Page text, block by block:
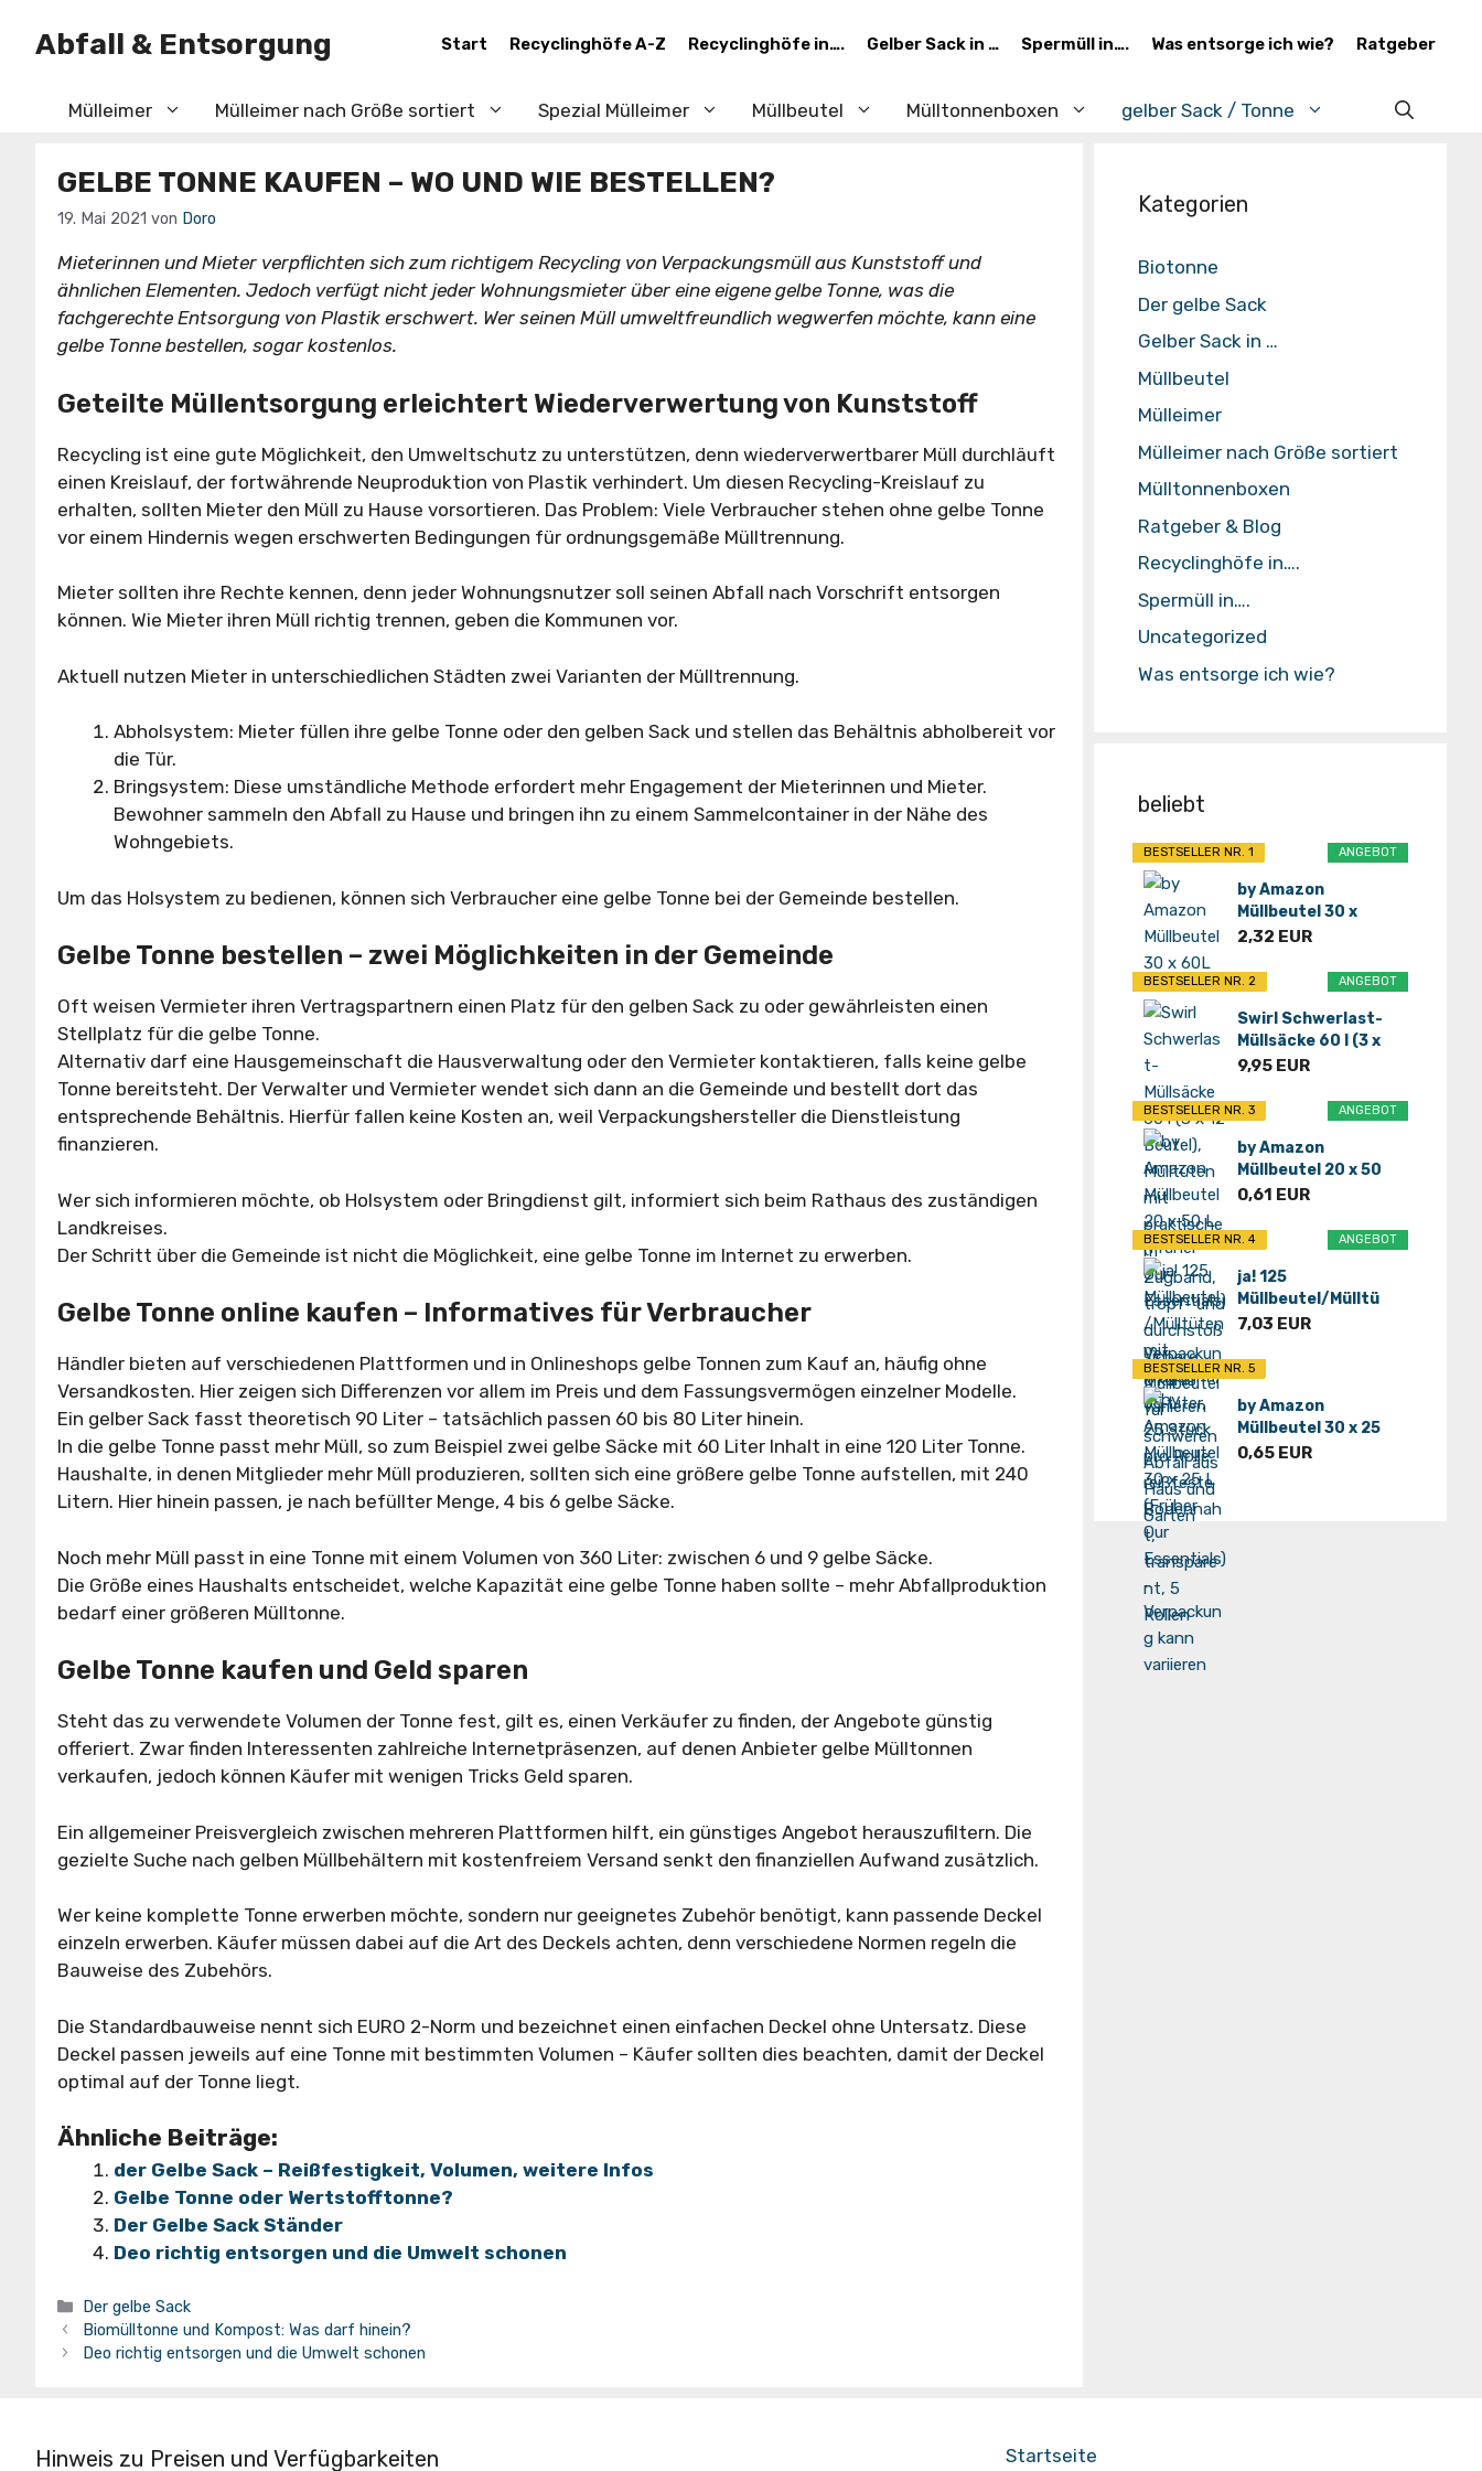
InhaltAbfall & Entsorgung Start Recyclinghöfe A-Z Recyclinghöfe in…. Gelber Sack in … Spermüll in…. Was entsorge ich wie? Ratgeber
Mülleimer Mülleimer nach Größe sortiert Spezial Mülleimer Müllbeutel Mülltonnenboxen gelber Sack / Tonne
GELBE TONNE KAUFEN – WO UND WIE BESTELLEN?
19. Mai 2021 von Doro
Mieterinnen und Mieter verpflichten sich zum richtigem Recycling von Verpackungsmüll aus Kunststoff und
ähnlichen Elementen. Jedoch verfügt nicht jeder Wohnungsmieter über eine eigene gelbe Tonne, was die
fachgerechte Entsorgung von Plastik erschwert. Wer seinen Müll umweltfreundlich wegwerfen möchte, kann eine
gelbe Tonne bestellen, sogar kostenlos.
Geteilte Müllentsorgung erleichtert Wiederverwertung von Kunststoff
Recycling ist eine gute Möglichkeit, den Umweltschutz zu unterstützen, denn wiederverwertbarer Müll durchläuft
einen Kreislauf, der fortwährende Neuproduktion von Plastik verhindert. Um diesen Recycling-Kreislauf zu
erhalten, sollten Mieter den Müll zu Hause vorsortieren. Das Problem: Viele Verbraucher stehen ohne gelbe Tonne
vor einem Hindernis wegen erschwerten Bedingungen für ordnungsgemäße Mülltrennung.
Mieter sollten ihre Rechte kennen, denn jeder Wohnungsnutzer soll seinen Abfall nach Vorschrift entsorgen
können. Wie Mieter ihren Müll richtig trennen, geben die Kommunen vor.
Aktuell nutzen Mieter in unterschiedlichen Städten zwei Varianten der Mülltrennung.
Abholsystem: Mieter füllen ihre gelbe Tonne oder den gelben Sack und stellen das Behältnis abholbereit vor
die Tür.
Bringsystem: Diese umständliche Methode erfordert mehr Engagement der Mieterinnen und Mieter.
Bewohner sammeln den Abfall zu Hause und bringen ihn zu einem Sammelcontainer in der Nähe des
Wohngebiets.
Um das Holsystem zu bedienen, können sich Verbraucher eine gelbe Tonne bei der Gemeinde bestellen.
Gelbe Tonne bestellen – zwei Möglichkeiten in der Gemeinde
Oft weisen Vermieter ihren Vertragspartnern einen Platz für den gelben Sack zu oder gewährleisten einen
Stellplatz für die gelbe Tonne.
Alternativ darf eine Hausgemeinschaft die Hausverwaltung oder den Vermieter kontaktieren, falls keine gelbe
Tonne bereitsteht. Der Verwalter und Vermieter wendet sich dann an die Gemeinde und bestellt dort das
entsprechende Behältnis. Hierfür fallen keine Kosten an, weil Verpackungshersteller die Dienstleistung
finanzieren.
Wer sich informieren möchte, ob Holsystem oder Bringdienst gilt, informiert sich beim Rathaus des zuständigen
Landkreises.
Der Schritt über die Gemeinde ist nicht die Möglichkeit, eine gelbe Tonne im Internet zu erwerben.
Gelbe Tonne online kaufen – Informatives für Verbraucher
Händler bieten auf verschiedenen Plattformen und in Onlineshops gelbe Tonnen zum Kauf an, häufig ohne
Versandkosten. Hier zeigen sich Differenzen vor allem im Preis und dem Fassungsvermögen einzelner Modelle.
Ein gelber Sack fasst theoretisch 90 Liter – tatsächlich passen 60 bis 80 Liter hinein.
In die gelbe Tonne passt mehr Müll, so zum Beispiel zwei gelbe Säcke mit 60 Liter Inhalt in eine 120 Liter Tonne.
Haushalte, in denen Mitglieder mehr Müll produzieren, sollten sich eine größere gelbe Tonne aufstellen, mit 240
Litern. Hier hinein passen, je nach befüllter Menge, 4 bis 6 gelbe Säcke.
Noch mehr Müll passt in eine Tonne mit einem Volumen von 360 Liter: zwischen 6 und 9 gelbe Säcke.
Die Größe eines Haushalts entscheidet, welche Kapazität eine gelbe Tonne haben sollte – mehr Abfallproduktion
bedarf einer größeren Mülltonne.
Gelbe Tonne kaufen und Geld sparen
Steht das zu verwendete Volumen der Tonne fest, gilt es, einen Verkäufer zu finden, der Angebote günstig
offeriert. Zwar finden Interessenten zahlreiche Internetpräsenzen, auf denen Anbieter gelbe Mülltonnen
verkaufen, jedoch können Käufer mit wenigen Tricks Geld sparen.
Ein allgemeiner Preisvergleich zwischen mehreren Plattformen hilft, ein günstiges Angebot herauszufiltern. Die
gezielte Suche nach gelben Müllbehältern mit kostenfreiem Versand senkt den finanziellen Aufwand zusätzlich.
Wer keine komplette Tonne erwerben möchte, sondern nur geeignetes Zubehör benötigt, kann passende Deckel
einzeln erwerben. Käufer müssen dabei auf die Art des Deckels achten, denn verschiedene Normen regeln die
Bauweise des Zubehörs.
Die Standardbauweise nennt sich EURO 2-Norm und bezeichnet einen einfachen Deckel ohne Untersatz. Diese
Deckel passen jeweils auf eine Tonne mit bestimmten Volumen – Käufer sollten dies beachten, damit der Deckel
optimal auf der Tonne liegt.
Ähnliche Beiträge:
der Gelbe Sack – Reißfestigkeit, Volumen, weitere Infos
Gelbe Tonne oder Wertstofftonne?
Der Gelbe Sack Ständer
Deo richtig entsorgen und die Umwelt schonen
Kategorien
Der gelbe Sack
Biomülltonne und Kompost: Was darf hinein?
Deo richtig entsorgen und die Umwelt schonen
Kategorien
Biotonne
Der gelbe Sack
Gelber Sack in …
Müllbeutel
Mülleimer
Mülleimer nach Größe sortiert
Mülltonnenboxen
Ratgeber & Blog
Recyclinghöfe in….
Spermüll in….
Uncategorized
Was entsorge ich wie?
beliebt
ANGEBOT
BESTSELLER NR. 1
by Amazon
Müllbeutel 30 x
60L*
2,32 EUR
ANGEBOT
BESTSELLER NR. 2
Swirl Schwerlast-
Müllsäcke 60 l (3 x
12 Beutel...
9,95 EUR
ANGEBOT
BESTSELLER NR. 3
by Amazon
Müllbeutel 20 x 50
L (Früher Our...
0,61 EUR
ANGEBOT
BESTSELLER NR. 4
ja! 125
Müllbeutel/Mülltü
ten mit
7,03 EUR
BESTSELLER NR. 5
by Amazon
Müllbeutel 30 x 25
L (Früher Our...
0,65 EUR
Hinweis zu Preisen und Verfügbarkeiten Startseite